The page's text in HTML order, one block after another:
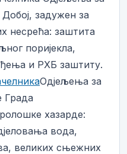
задужен за
несрећа: заштита
поријекла,
и РХБ заштиту.
Одјељења за
Града
хазарде:
вода,
великих сњежних